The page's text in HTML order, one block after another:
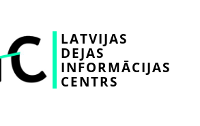
LATVIJAS
DEJAS
INFORMĀCIJAS
CENTRS